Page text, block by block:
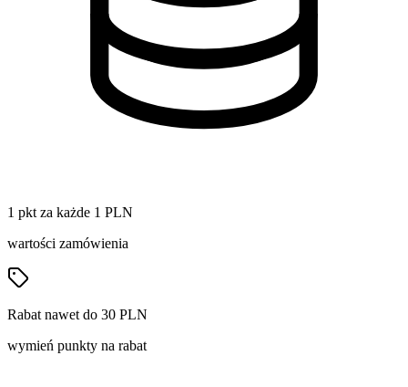
1 pkt za każde 1 PLN
wartości zamówienia
Rabat nawet do 30 PLN
wymień punkty na rabat